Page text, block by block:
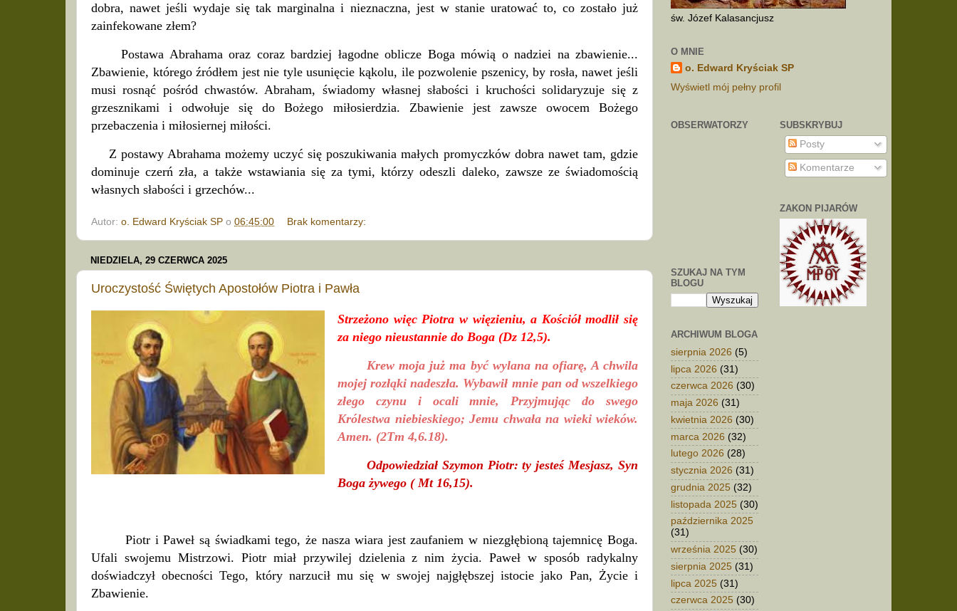
dobra, nawet jeśli wydaje się tak marginalna i nieznaczna, jest w stanie uratować to, co zostało już
zainfekowane złem?
Postawa Abrahama oraz coraz bardziej łagodne oblicze Boga mówią o nadziei na zbawienie...
Zbawienie, którego źródłem jest nie tyle usunięcie kąkolu, ile pozwolenie pszenicy, by rosła, nawet jeśli
musi rosnąć pośród chwastów. Abraham, świadomy własnej słabości i kruchości solidaryzuje się z
grzesznikami i odwołuje się do Bożego miłosierdzia. Zbawienie jest zawsze owocem Bożego
przebaczenia i miłosiernej miłości.
Z postawy Abrahama możemy uczyć się poszukiwania małych promyczków dobra nawet tam, gdzie
dominuje czerń zła, a także wstawiania się za tymi, którzy odeszli daleko, zawsze ze świadomością
własnych słabości i grzechów...
Autor: o. Edward Kryściak SP o 06:45:00 Brak komentarzy:
NIEDZIELA, 29 CZERWCA 2025
Uroczystość Świętych Apostołów Piotra i Pawła
Strzeżono więc Piotra w więzieniu, a Kościół modlił się
za niego nieustannie do Boga (Dz 12,5).
Krew moja już ma być wylana na ofiarę, A chwila
mojej rozłąki nadeszła. Wybawił mnie pan od wszelkiego
złego czynu i ocali mnie, Przyjmując do swego
Królestwa niebieskiego; Jemu chwała na wieki wieków.
Amen. (2Tm 4,6.18).
Odpowiedział Szymon Piotr: ty jesteś Mesjasz, Syn
Boga żywego ( Mt 16,15).
Piotr i Paweł są świadkami tego, że nasza wiara jest zaufaniem w niezgłębioną tajemnicę Boga.
Ufali swojemu Mistrzowi. Piotr miał przywilej dzielenia z nim życia. Paweł w sposób radykalny
doświadczył obecności Tego, który narzucił mu się w swojej najgłębszej istocie jako Pan, Życie i
Zbawienie.
św. Józef Kalasancjusz
O MNIE
o. Edward Kryściak SP
Wyświetl mój pełny profil
OBSERWATORZY
SZUKAJ NA TYM
BLOGU
ARCHIWUM BLOGA
sierpnia 2026 (5)
lipca 2026 (31)
czerwca 2026 (30)
maja 2026 (31)
kwietnia 2026 (30)
marca 2026 (32)
lutego 2026 (28)
stycznia 2026 (31)
grudnia 2025 (32)
listopada 2025 (30)
października 2025
(31)
września 2025 (30)
sierpnia 2025 (31)
lipca 2025 (31)
czerwca 2025 (30)
SUBSKRYBUJ
Posty
Komentarze
ZAKON PIJARÓW